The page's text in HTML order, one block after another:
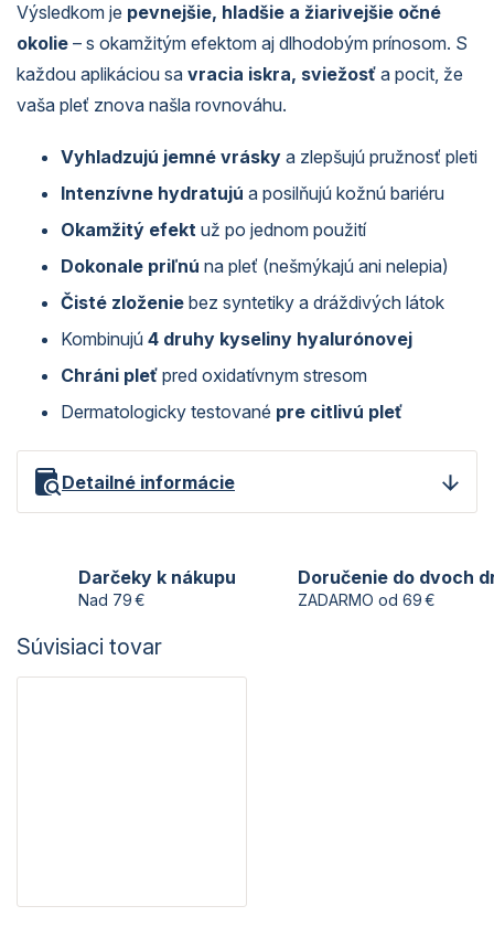
Výsledkom je pevnejšie, hladšie a žiarivejšie očné
okolie – s okamžitým efektom aj dlhodobým prínosom. S
každou aplikáciou sa vracia iskra, sviežosť a pocit, že
vaša pleť znova našla rovnováhu.
Vyhladzujú jemné vrásky a zlepšujú pružnosť pleti
Intenzívne hydratujú a posilňujú kožnú bariéru
Okamžitý efekt už po jednom použití
Dokonale priľnú na pleť (nešmýkajú ani nelepia)
Čisté zloženie bez syntetiky a dráždivých látok
Kombinujú 4 druhy kyseliny hyalurónovej
Chráni pleť pred oxidatívnym stresom
Dermatologicky testované pre citlivú pleť
Detailné informácie
Darčeky k nákupu
Nad 79 €
Doručenie do dvoch
ZADARMO od 69 €
Súvisiaci tovar